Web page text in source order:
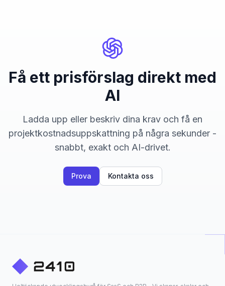
Få ett prisförslag direkt med
AI
Ladda upp eller beskriv dina krav och få en
projektkostnadsuppskattning på några sekunder -
snabbt, exakt och AI-drivet.
Prova Kontakta oss